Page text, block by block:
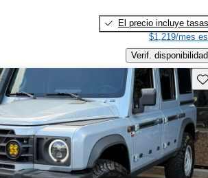
El precio incluye tasas
$1,219/mes
Verif. disponibilidad